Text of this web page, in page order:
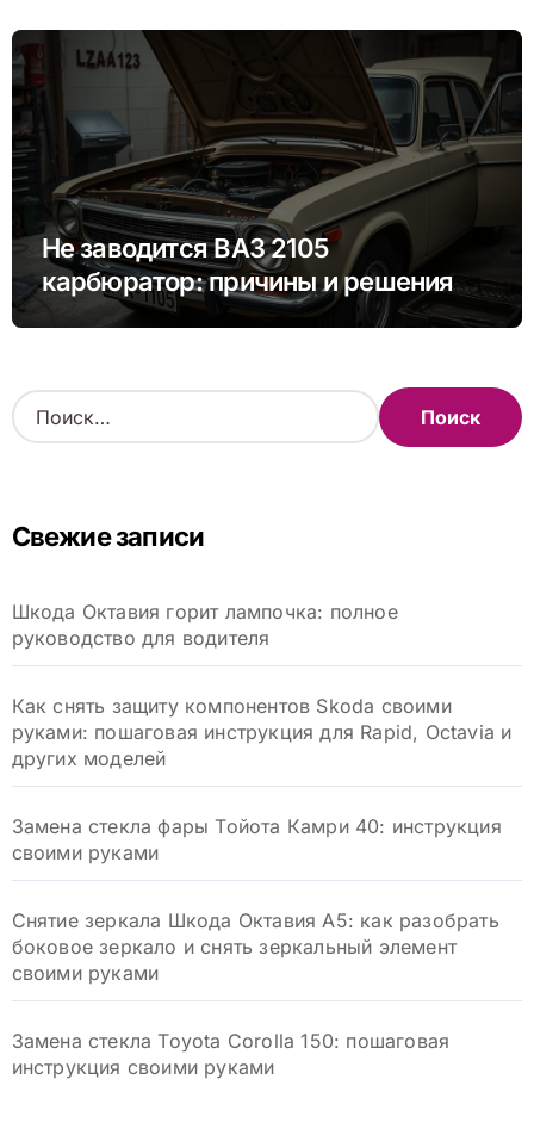
Не заводится ВАЗ 2105
карбюратор: причины и решения
проблемы
Н
а
:Свежие записи
Шкода Октавия горит лампочка: полное
руководство для водителя
Как снять защиту компонентов Skoda своими
руками: пошаговая инструкция для Rapid, Octavia и
других моделей
Замена стекла фары Тойота Камри 40: инструкция
своими руками
Снятие зеркала Шкода Октавия А5: как разобрать
боковое зеркало и снять зеркальный элемент
своими руками
Замена стекла Toyota Corolla 150: пошаговая
инструкция своими руками